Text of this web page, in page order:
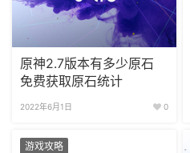
原神2.7版本有多少原石
免费获取原石统计
2022年6月1日 0
游戏攻略